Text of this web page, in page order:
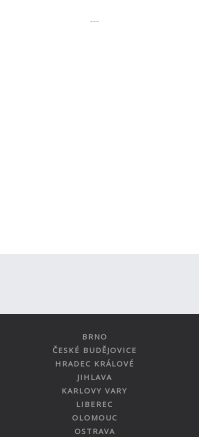
---
BRNO
ČESKÉ BUDĚJOVICE
HRADEC KRÁLOVÉ
JIHLAVA
KARLOVY VARY
LIBEREC
OLOMOUC
OSTRAVA